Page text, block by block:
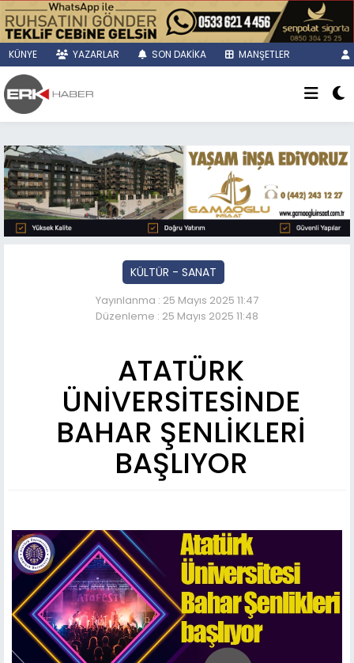
KÜNYE YAZARLAR SON DAKİKA MANŞETLER
KÜLTÜR - SANAT
Yayınlanma : 25 Mayıs 2025 11:47
Düzenleme : 25 Mayıs 2025 11:48
ATATÜRK
ÜNİVERSİTESİNDE
BAHAR ŞENLİKLERİ
BAŞLIYOR